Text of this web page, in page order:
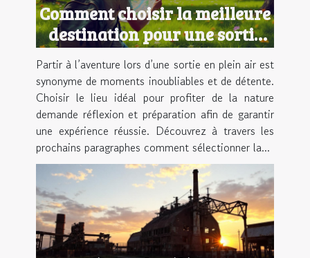
Comment choisir la meilleure
destination pour une sortie
en plein air ?
Partir à l’aventure lors d’une sortie en plein air est
synonyme de moments inoubliables et de détente.
Choisir le lieu idéal pour profiter de la nature
demande réflexion et préparation afin de garantir
une expérience réussie. Découvrez à travers les
prochains paragraphes comment sélectionner la...